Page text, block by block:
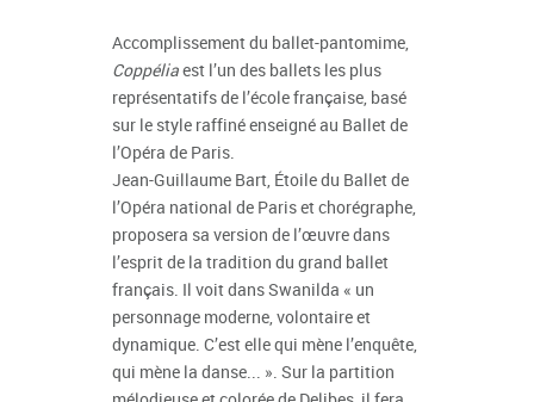
Accomplissement du ballet-pantomime,
Coppéliaest l’un des ballets les plus
représentatifs de l’école française, basé
sur le style raffiné enseigné au Ballet de
l’Opéra de Paris.
Jean-Guillaume Bart, Étoile du Ballet de
l’Opéra national de Paris et chorégraphe,
proposera sa version de l’œuvre dans
l’esprit de la tradition du grand ballet
français. Il voit dans Swanilda « un
personnage moderne, volontaire et
dynamique. C’est elle qui mène l’enquête,
qui mène la danse... ». Sur la partition